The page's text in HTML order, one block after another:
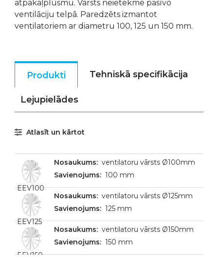
atpakaļplūsmu. Vārsts neietekmē pasīvo
ventilāciju telpā. Paredzēts izmantot
ventilatoriem ar diametru 100, 125 un 150 mm.
Produkti Tehniskā specifikācija
Lejupielādes
Atlasīt un kārtot
EEV100
ventilatoru vārsts Ø100mm
100 mm
EEV125
ventilatoru vārsts Ø125mm
125 mm
EEV150
ventilatoru vārsts Ø150mm
150 mm